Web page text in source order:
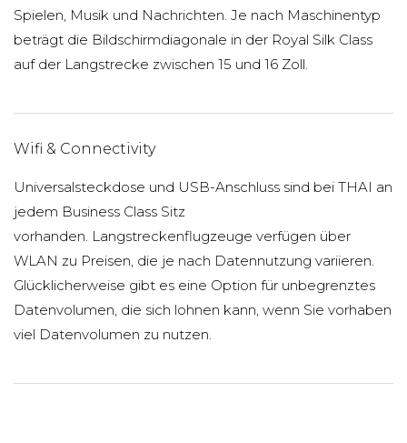
Spielen, Musik und Nachrichten. Je nach Maschinentyp
beträgt die Bildschirmdiagonale in der Royal Silk Class
auf der Langstrecke zwischen 15 und 16 Zoll.
Wifi & Connectivity
Universalsteckdose und USB-Anschluss sind bei THAI an
jedem Business Class Sitz
vorhanden. Langstreckenflugzeuge verfügen über
WLAN zu Preisen, die je nach Datennutzung variieren.
Glücklicherweise gibt es eine Option für unbegrenztes
Datenvolumen, die sich lohnen kann, wenn Sie vorhaben
viel Datenvolumen zu nutzen.